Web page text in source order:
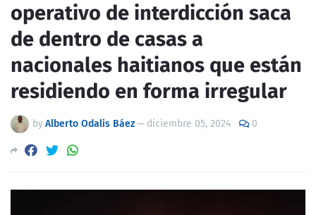
operativo de interdicción saca
de dentro de casas a
nacionales haitianos que están
residiendo en forma irregular
byAlberto Odalis Báez— diciembre 05, 2024 0